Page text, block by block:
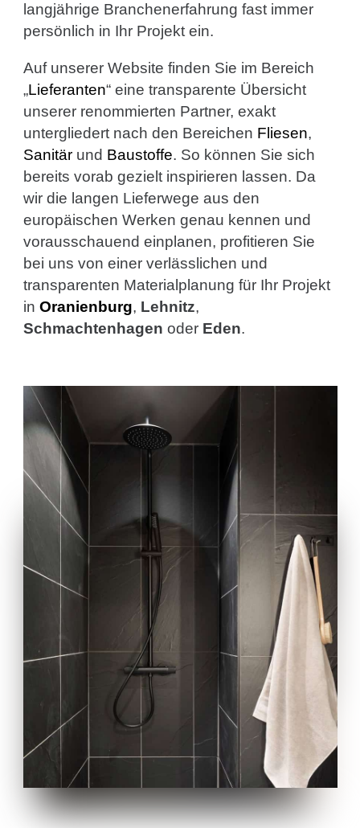
langjährige Branchenerfahrung fast immer
persönlich in Ihr Projekt ein.
Auf unserer Website finden Sie im Bereich
„Lieferanten“ eine transparente Übersicht
unserer renommierten Partner, exakt
untergliedert nach den Bereichen Fliesen,
Sanitärund Baustoffe. So können Sie sich
bereits vorab gezielt inspirieren lassen. Da
wir die langen Lieferwege aus den
europäischen Werken genau kennen und
vorausschauend einplanen, profitieren Sie
bei uns von einer verlässlichen und
transparenten Materialplanung für Ihr Projekt
in Oranienburg, Lehnitz,
Schmachtenhagen oder Eden.